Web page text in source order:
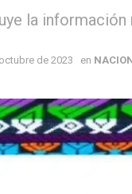
la información
de 2023 en